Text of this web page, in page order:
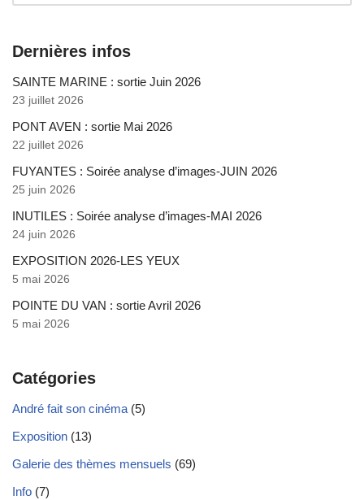
Dernières infos
SAINTE MARINE : sortie Juin 2026
23 juillet 2026
PONT AVEN : sortie Mai 2026
22 juillet 2026
FUYANTES : Soirée analyse d’images-JUIN 2026
25 juin 2026
INUTILES : Soirée analyse d’images-MAI 2026
24 juin 2026
EXPOSITION 2026-LES YEUX
5 mai 2026
POINTE DU VAN : sortie Avril 2026
5 mai 2026
Catégories
André fait son cinéma (5)
Exposition (13)
Galerie des thèmes mensuels (69)
Info (7)